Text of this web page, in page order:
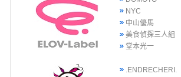
NYC
中山優馬
美食偵探三人組
堂本光一
.ENDRECHERI.